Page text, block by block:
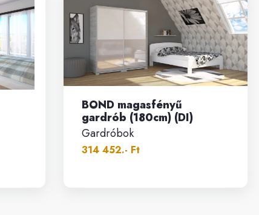
BOND magasfényű
gardrób (180cm) (DI)
Gardróbok
314 452.- Ft